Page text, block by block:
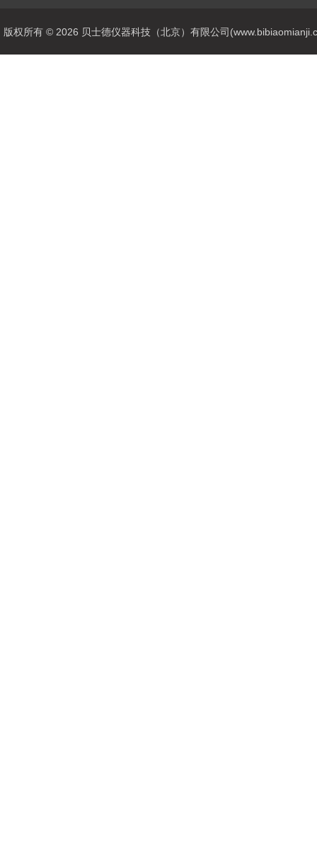
版权所有 © 2026 贝士德仪器科技（北京）有限公司